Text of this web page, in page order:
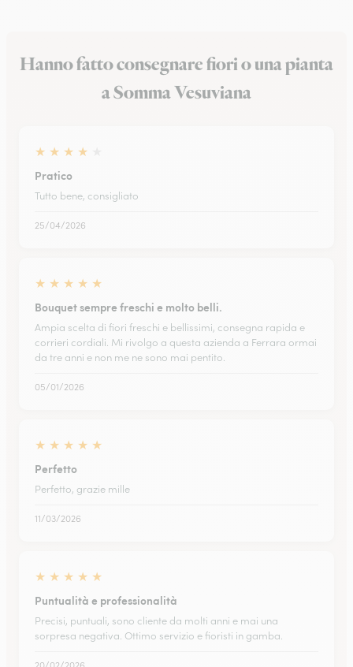
Hanno fatto consegnare fiori o una pianta
a Somma Vesuviana
★ ★ ★ ★
Pratico
Tutto bene, consigliato
25/04/2026
★ ★ ★ ★ ★
Bouquet sempre freschi e molto belli.
Ampia scelta di fiori freschi e bellissimi, consegna rapida e
corrieri cordiali. Mi rivolgo a questa azienda a Ferrara ormai
da tre anni e non me ne sono mai pentito.
05/01/2026
★ ★ ★ ★ ★
Perfetto
Perfetto, grazie mille
11/03/2026
★ ★ ★ ★ ★
Puntualità e professionalità
Precisi, puntuali, sono cliente da molti anni e mai una
sorpresa negativa. Ottimo servizio e fioristi in gamba.